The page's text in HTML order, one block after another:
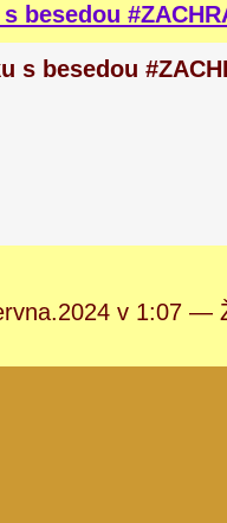
besedou
s besedou
v 1:07 —